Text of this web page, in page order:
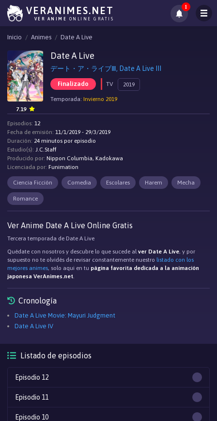
VERANIMES.NET
VER ANIME ONLINE GRATIS
1
Inicio Animes Date A Live
Date A Live
デート・ア・ライブⅢ, Date A Live III
Finalizado TV 2019
Temporada: Invierno 2019
7.19
Episodios: 12
Fecha de emisión: 11/1/2019 - 29/3/2019
Duración: 24 minutos por episodio
Estudio(s): J.C.Staff
Producido por: Nippon Columbia, Kadokawa
Licenciada por: Funimation
Ciencia Ficción Comedia Escolares Harem Mecha
Romance
Ver Anime Date A Live Online Gratis
Tercera temporada de Date A Live
Quédate con nosotros y descubre lo que sucede alver Date A Live, y por
supuesto no te olvidés de revisar constantemente nuestro listado con los
mejores animes, solo aqui en tu página favorita dedicada a la animación
japonesa VerAnimes.net.
Cronología
Date A Live Movie: Mayuri Judgment
Date A Live IV
Listado de episodios
Episodio 12
Episodio 11
Episodio 10